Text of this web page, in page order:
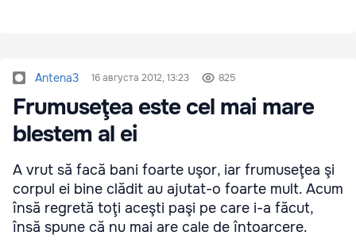
Antena3 16 августа 2012, 13:23 825
Frumuseţea este cel mai mare
blestem al ei
A vrut să facă bani foarte uşor, iar frumuseţea şi
corpul ei bine clădit au ajutat-o foarte mult. Acum
însă regretă toţi aceşti paşi pe care i-a făcut,
însă spune că nu mai are cale de întoarcere.